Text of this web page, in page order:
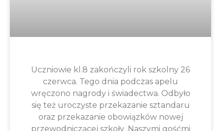
Uczniowie kl.8 zakończyli rok szkolny 26
czerwca. Tego dnia podczas apelu
wręczono nagrody i świadectwa. Odbyło
się też uroczyste przekazanie sztandaru
oraz przekazanie obowiązków nowej
przewodniczącej szkoły .Naszymi gośćmi